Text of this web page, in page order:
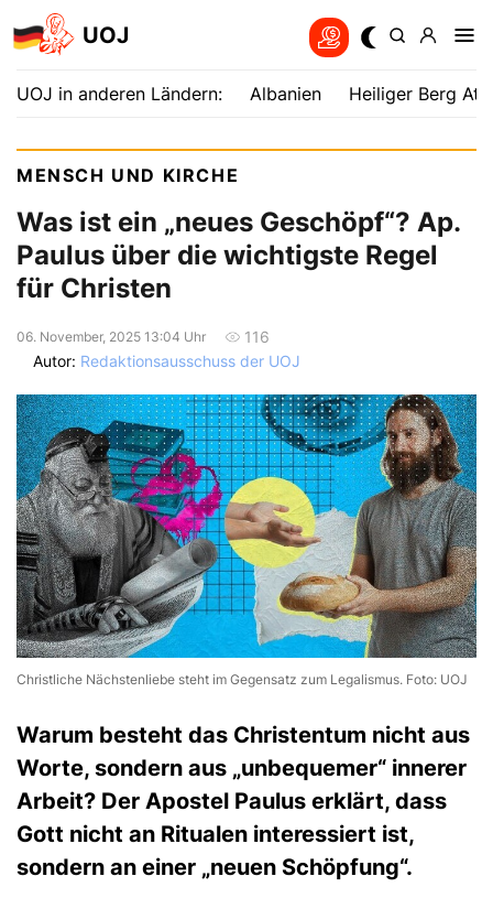
UOJ
UOJ in anderen Ländern: Albanien Heiliger Berg
MENSCH UND KIRCHE
Was ist ein „neues Geschöpf“? Ap.
Paulus über die wichtigste Regel
für Christen
06. November, 2025 13:04 Uhr
116
Autor: Redaktionsausschuss der UOJ
Christliche Nächstenliebe steht im Gegensatz zum Legalismus. Foto: UOJ
Warum besteht das Christentum nicht aus
Worte, sondern aus „unbequemer“ innerer
Arbeit? Der Apostel Paulus erklärt, dass
Gott nicht an Ritualen interessiert ist,
sondern an einer „neuen Schöpfung“.